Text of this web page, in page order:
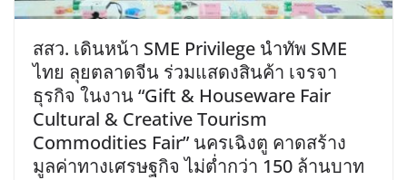
สสว. เดินหน้า SME Privilege นำทัพ SME
ไทย ลุยตลาดจีน ร่วมแสดงสินค้า เจรจา
ธุรกิจ ในงาน “Gift & Houseware Fair
Cultural & Creative Tourism
Commodities Fair” นครเฉิงตู คาดสร้าง
มูลค่าทางเศรษฐกิจ ไม่ต่ำกว่า 150 ล้านบาท